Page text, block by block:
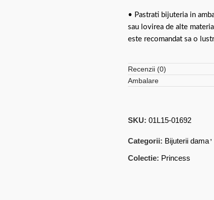
• Pastrati bijuteria in
sau lovirea de alte
este recomandat sa o
Recenzii (0)
Ambalare
SKU: 01L15-01692
Categorii: Bijuterii dama,
Colectie: Princess